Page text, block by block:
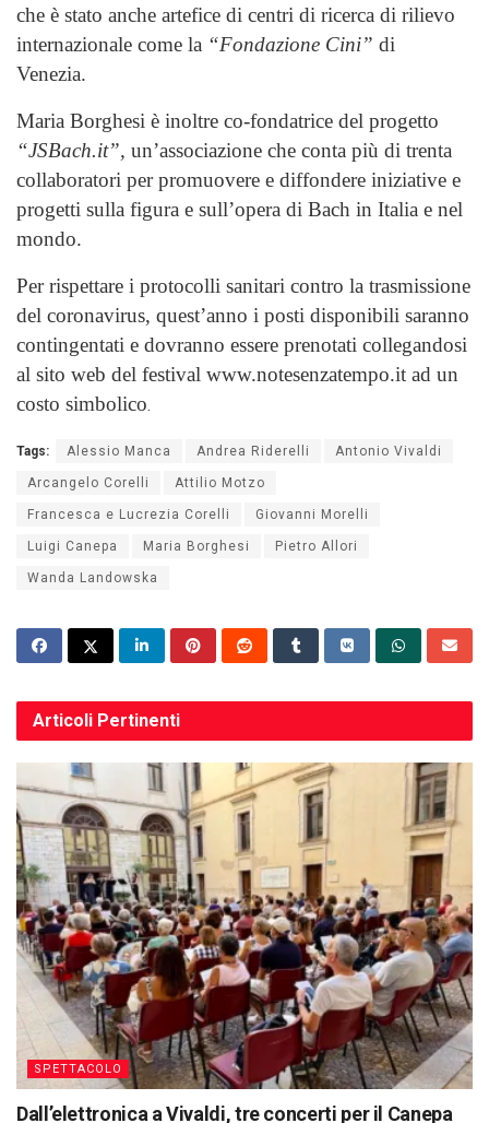
che è stato anche artefice di centri di ricerca di rilievo
internazionale come la “Fondazione Cini” di
Venezia.
Maria Borghesi è inoltre co-fondatrice del progetto
“JSBach.it”, un’associazione che conta più di trenta
collaboratori per promuovere e diffondere iniziative e
progetti sulla figura e sull’opera di Bach in Italia e nel
mondo.
Per rispettare i protocolli sanitari contro la trasmissione
del coronavirus, quest’anno i posti disponibili saranno
contingentati e dovranno essere prenotati collegandosi
al sito web del festival www.notesenzatempo.it ad un
costo simbolico.
Tags: Alessio Manca Andrea Riderelli Antonio Vivaldi
Arcangelo Corelli Attilio Motzo
Francesca e Lucrezia Corelli Giovanni Morelli
Luigi Canepa Maria Borghesi Pietro Allori
Wanda Landowska
Articoli Pertinenti
SPETTACOLO
Dall’elettronica a Vivaldi, tre concerti per il Canepa